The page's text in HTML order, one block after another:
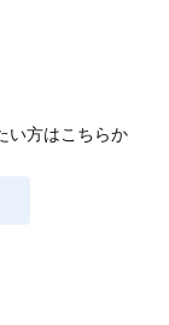
い方はこちらか